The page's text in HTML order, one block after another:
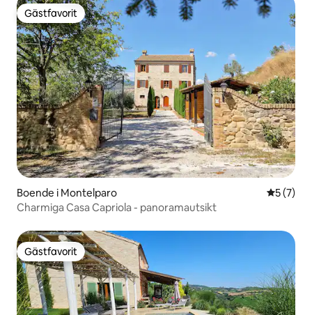
Gästfavorit
Gästfavorit
Boende i Montelparo 5 av 5 i
5 (7)
Charmiga Casa Capriola - panoramautsikt
Gästfavorit
Gästfavorit